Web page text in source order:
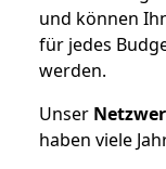
und können
für jedes
werden.
Unser
haben viele